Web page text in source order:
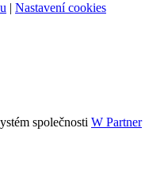
| Nastavení cookies
společnosti W Partner